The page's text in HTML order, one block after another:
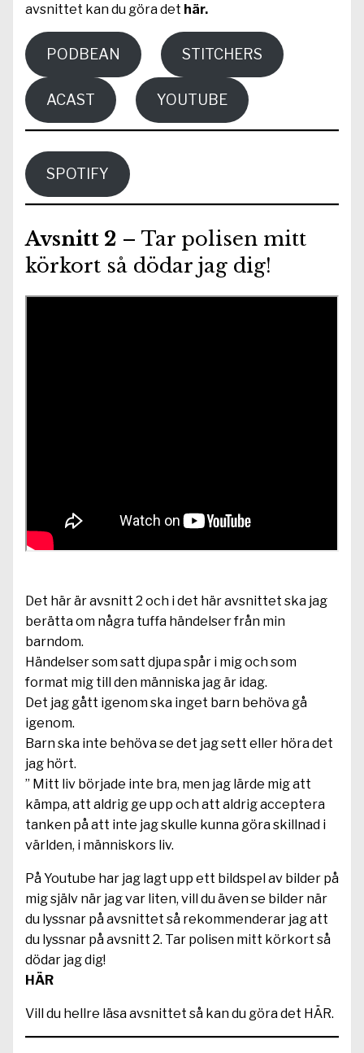
avsnittet kan du göra det här.
PODBEAN STITCHERS
ACAST YOUTUBE
SPOTIFY
Avsnitt 2 – Tar polisen mitt
körkort så dödar jag dig!
Det här är avsnitt 2 och i det här avsnittet ska jag
berätta om några tuffa händelser från min
barndom.
Händelser som satt djupa spår i mig och som
format mig till den människa jag är idag.
Det jag gått igenom ska inget barn behöva gå
igenom.
Barn ska inte behöva se det jag sett eller höra det
jag hört.
” Mitt liv började inte bra, men jag lärde mig att
kämpa, att aldrig ge upp och att aldrig acceptera
tanken på att inte jag skulle kunna göra skillnad i
världen, i människors liv.
På Youtube har jag lagt upp ett bildspel av bilder på
mig själv när jag var liten, vill du även se bilder när
du lyssnar på avsnittet så rekommenderar jag att
du lyssnar på avsnitt 2. Tar polisen mitt körkort så
dödar jag dig!
HÄR
Vill du hellre läsa avsnittet så kan du göra det HÄR.